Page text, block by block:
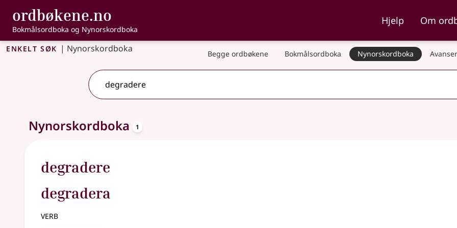
Gå til hovudinnhald
Tilgjenge
ordbøkene.no , Bokmålsordboka og Nynorskordboka
Bokmålsordboka og Nynorskordboka
Hjelp Om
Enkelt søk | Nynorskordboka Begge ordbøkene Bokmålsordboka Nynorskordboka
Eitt treff .Ytterlegare søkjeforslag tilgjengelege
Nynorskordboka 1
degradere
degradera
verb